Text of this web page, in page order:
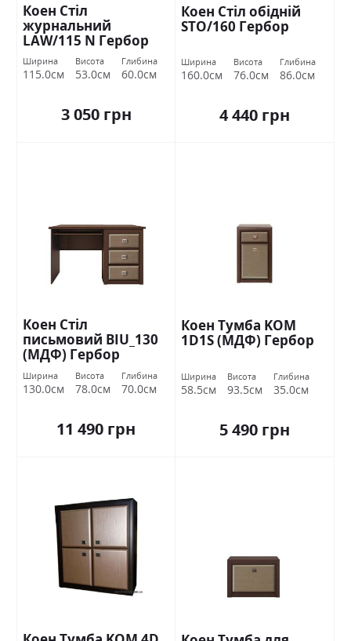
Коен Стіл
журнальний
LAW/115 N Гербор
Ширина
115.0см
Висота
53.0см
Глибина
60.0см
3 050 грн
Коен Стіл обідній
STO/160 Гербор
Ширина
160.0см
Висота
76.0см
Глибина
86.0см
4 440 грн
Коен Стіл
письмовий BIU_130
(МДФ) Гербор
Ширина
130.0см
Висота
78.0см
Глибина
70.0см
11 490 грн
Коен Тумба KOM
1D1S (МДФ) Гербор
Ширина
58.5см
Висота
93.5см
Глибина
35.0см
5 490 грн